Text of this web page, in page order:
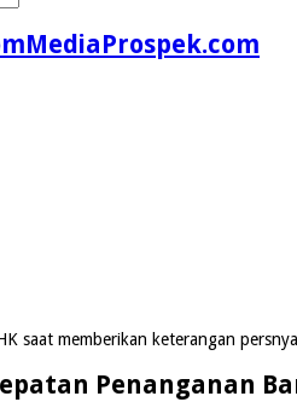
MediaProspek.com
saat memberikan keterangan
Penanganan